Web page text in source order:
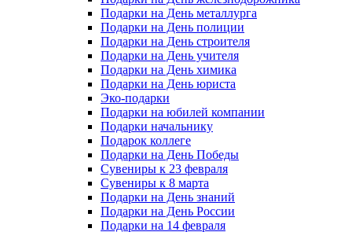
Подарки на День металлурга
Подарки на День полиции
Подарки на День строителя
Подарки на День учителя
Подарки на День химика
Подарки на День юриста
Эко-подарки
Подарки на юбилей компании
Подарки начальнику
Подарок коллеге
Подарки на День Победы
Сувениры к 23 февраля
Сувениры к 8 марта
Подарки на День знаний
Подарки на День России
Подарки на 14 февраля